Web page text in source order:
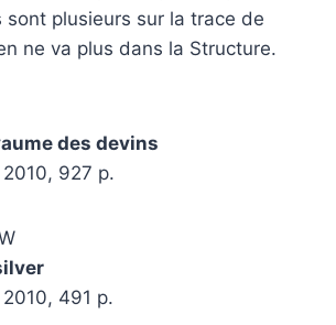
sont plusieurs sur la trace de
ne va plus dans la Structure.
des devins
2010, 927 p.
2010, 491 p.